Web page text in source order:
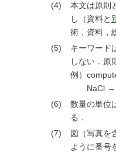
(4)
本文は原則
し（資料と
術，資料，
(5)
キーワード
しない．原
例）
NaCl →
(6)
数量の単位
る．
(7)
図（写真を
ように番号